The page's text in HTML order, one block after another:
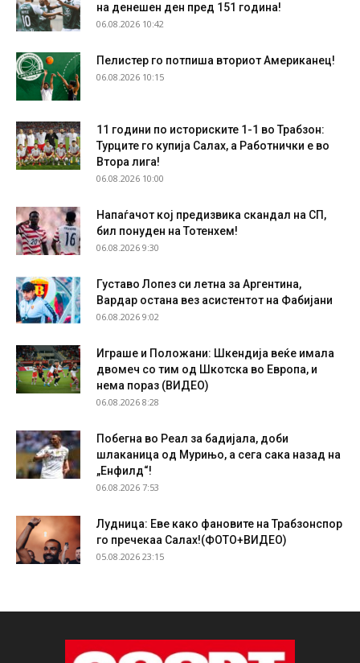
на денешен ден пред 151 година!
06.08.2026 10:42
Пелистер го потпиша вториот Американец!
06.08.2026 10:15
11 години по историските 1-1 во Трабзон:
Турците го купија Салах, а Работнички е во
Втора лига!
06.08.2026 10:00
Напаѓачот кој предизвика скандал на СП,
бил понуден на Тотенхем!
06.08.2026 9:30
Густаво Лопез си летна за Аргентина,
Вардар остана вез асистентот на Фабијани
06.08.2026 9:02
Играше и Положани: Шкендија веќе имала
двомеч со тим од Шкотска во Европа, и
нема пораз (ВИДЕО)
06.08.2026 8:28
Побегна во Реал за бадијала, доби
шлаканица од Мурињо, а сега сака назад на
„Енфилд“!
06.08.2026 7:53
Лудница: Еве како фановите на Трабзонспор
го пречекаа Салах!(ФОТО+ВИДЕО)
05.08.2026 23:15